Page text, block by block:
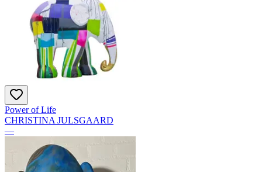
Power of Life
CHRISTINA JULSGAARD
—